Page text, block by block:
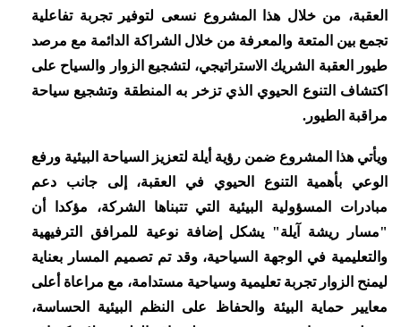
العقبة، من خلال هذا المشروع نسعى لتوفير تجربة تفاعلية
تجمع بين المتعة والمعرفة من خلال الشراكة الدائمة مع مرصد
طيور العقبة الشريك الاستراتيجي، لتشجيع الزوار والسياح على
اكتشاف التنوع الحيوي الذي تزخر به المنطقة وتشجيع سياحة
مراقبة الطيور.
ويأتي هذا المشروع ضمن رؤية أيلة لتعزيز السياحة البيئية ورفع
الوعي بأهمية التنوع الحيوي في العقبة، إلى جانب دعم
مبادرات المسؤولية البيئية التي تتبناها الشركة، مؤكدا أن
"مسار ريشة آيلة" يشكل إضافة نوعية للمرافق الترفيهية
والتعليمية في الوجهة السياحية، وقد تم تصميم المسار بعناية
ليمنح الزوار تجربة تعليمية وسياحية مستدامة، مع مراعاة أعلى
معايير حماية البيئة والحفاظ على النظم البيئية الحساسة،